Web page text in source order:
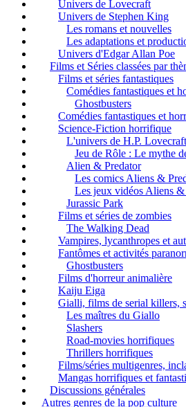
Univers de Lovecraft
Univers de Stephen King
Les romans et nouvelles
Les adaptations et
Univers d'Edgar Allan Poe
Films et Séries classées par
Films et séries fantastiques
Comédies fantastiques et
Ghostbusters
Comédies fantastiques et
Science-Fiction horrifique
L'univers de H.P. Lovecraft
Jeu de Rôle : Le mythe
Alien & Predator
Les comics Aliens &
Les jeux vidéos Aliens &
Jurassic Park
Films et séries de zombies
The Walking Dead
Vampires, lycanthropes et
Fantômes et activités
Ghostbusters
Films d'horreur animalière
Kaiju Eiga
Gialli, films de serial killers,
Les maîtres du Giallo
Slashers
Road-movies horrifiques
Thrillers horrifiques
Films/séries multigenres,
Mangas horrifiques et
Discussions générales
Autres genres de la pop culture